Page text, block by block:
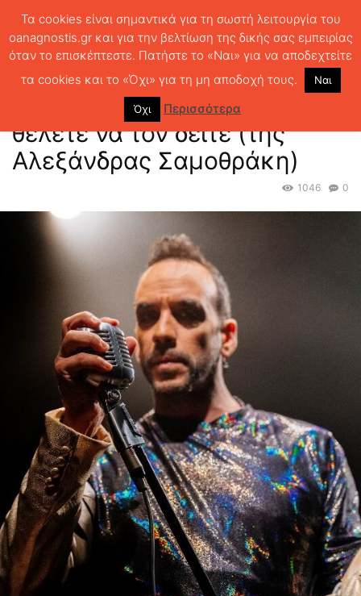
Ο Σκρουτζ όπως (δεν) θέλετε να τον δείτε
(της Αλεξάνδρας Σαμοθράκη)
Ο Σκρουτζ όπως (δεν)
θέλετε να τον δείτε (της
Αλεξάνδρας Σαμοθράκη)
0
1046
Τα cookies είναι σημαντικά για τη σωστή λειτουργία του
oanagnostis.gr και για την βελτίωση της δικής σας εμπειρίας
όταν το επισκέπτεστε. Πατήστε το «Ναι» για να αποδεχτείτε
τα cookies και το «Όχι» για τη μη αποδοχή τους.
Ναι
Όχι Περισσότερα